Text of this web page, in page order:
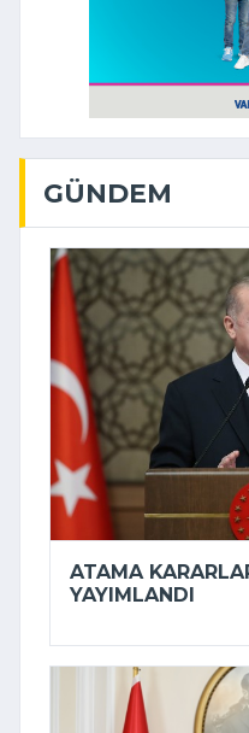
GÜNDEM
ATAMA
YAYIMLANDI